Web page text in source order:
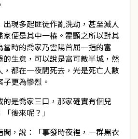
現多起匪徒作亂洗劫，甚至滅人
便是其中一樁。霍顯之所以對其
時的喬家乃雲陽首屈一指的富
的生意，可以說是富可敵半城，然
都在一夜間死去，光是死亡人數
更為慘烈。
是喬家三口，那家確實有個兒
後來呢？」
，說：「事發時夜裡，一群黑衣